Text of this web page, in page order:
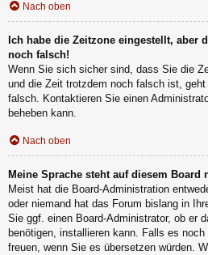
Nach oben
Ich habe die Zeitzone eingestellt, aber
noch falsch!
Wenn Sie sich sicher sind, dass Sie die
und die Zeit trotzdem noch falsch ist,
falsch. Kontaktieren Sie einen
beheben kann.
Nach oben
Meine Sprache steht auf diesem Board
Meist hat die Board-Administration
oder niemand hat das Forum bislang in
Sie ggf. einen Board-Administrator, ob er
benötigen, installieren kann. Falls es
freuen, wenn Sie es übersetzen würden.